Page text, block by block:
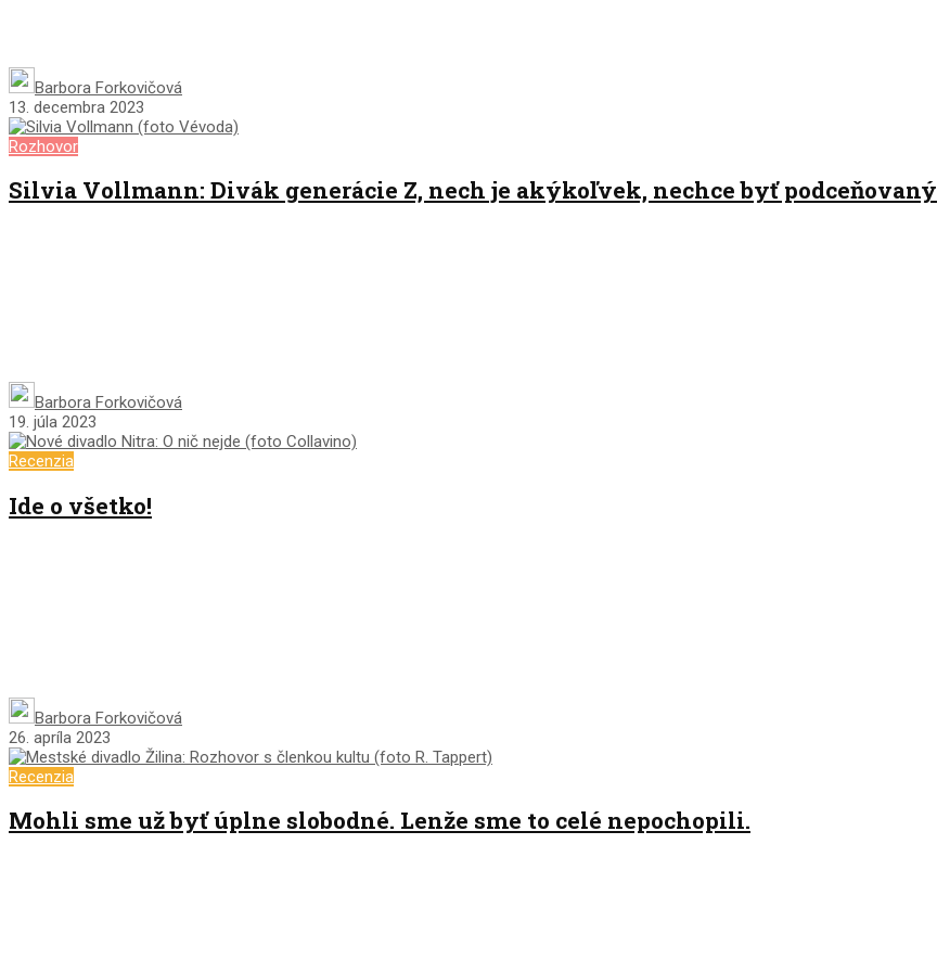
Barbora Forkovičová
13. decembra 2023
Rozhovor
Silvia Vollmann: Divák generácie Z, nech je akýkoľvek, nechce byť podceňovaný
Barbora Forkovičová
19. júla 2023
Recenzia
Ide o všetko!
Barbora Forkovičová
26. apríla 2023
Recenzia
Mohli sme už byť úplne slobodné. Lenže sme to celé nepochopili.